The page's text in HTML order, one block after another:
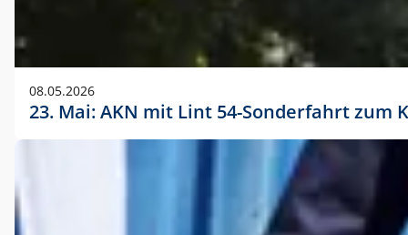
08.05.2026
23. Mai: AKN mit Lint 54-Sonderfahrt